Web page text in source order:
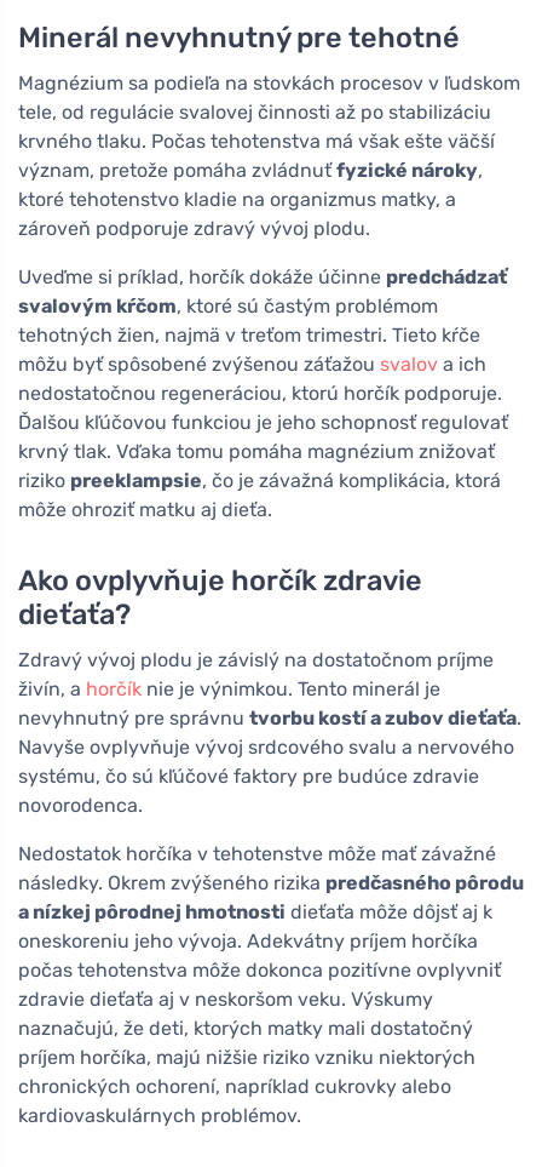
Minerál nevyhnutný pre tehotné
Magnézium sa podieľa na stovkách procesov v ľudskom
tele, od regulácie svalovej činnosti až po stabilizáciu
krvného tlaku. Počas tehotenstva má však ešte väčší
význam, pretože pomáha zvládnuťfyzické nároky,
ktoré tehotenstvo kladie na organizmus matky, a
zároveň podporuje zdravý vývoj plodu.
Uveďme si príklad, horčík dokáže účinne predchádzať
svalovým kŕčom, ktoré sú častým problémom
tehotných žien, najmä v treťom trimestri. Tieto kŕče
môžu byť spôsobené zvýšenou záťažou svalov a ich
nedostatočnou regeneráciou, ktorú horčík podporuje.
Ďalšou kľúčovou funkciou je jeho schopnosť regulovať
krvný tlak. Vďaka tomu pomáha magnézium znižovať
riziko preeklampsie, čo je závažná komplikácia, ktorá
môže ohroziť matku aj dieťa.
Ako ovplyvňuje horčík zdravie
dieťaťa?
Zdravý vývoj plodu je závislý na dostatočnom príjme
živín, a horčík nie je výnimkou. Tento minerál je
nevyhnutný pre správnu tvorbu kostí a zubov dieťaťa.
Navyše ovplyvňuje vývoj srdcového svalu a nervového
systému, čo sú kľúčové faktory pre budúce zdravie
novorodenca.
Nedostatok horčíka v tehotenstve môže mať závažné
následky. Okrem zvýšeného rizika predčasného pôrodu
a nízkej pôrodnej hmotnosti dieťaťa môže dôjsť aj k
oneskoreniu jeho vývoja. Adekvátny príjem horčíka
počas tehotenstva môže dokonca pozitívne ovplyvniť
zdravie dieťaťa aj v neskoršom veku. Výskumy
naznačujú, že deti, ktorých matky mali dostatočný
príjem horčíka, majú nižšie riziko vzniku niektorých
chronických ochorení, napríklad cukrovky alebo
kardiovaskulárnych problémov.